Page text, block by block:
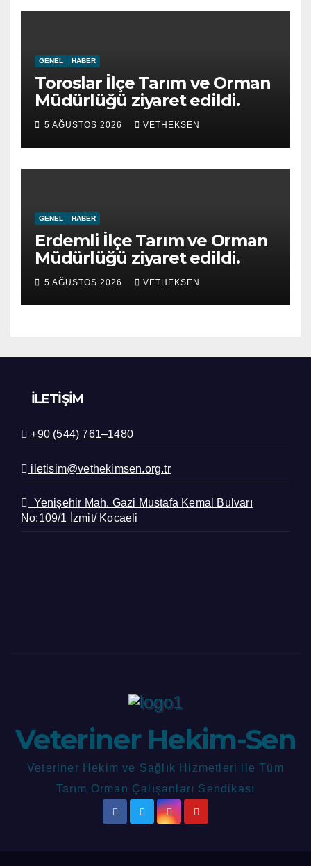
GENEL HABER
Toroslar İlçe Tarım ve Orman
Müdürlüğü ziyaret edildi.
5 AĞUSTOS 2026 VETHEKSEN
GENEL HABER
Erdemli İlçe Tarım ve Orman
Müdürlüğü ziyaret edildi.
5 AĞUSTOS 2026 VETHEKSEN
İLETIŞIM
+90 (544) 761–1480
iletisim@vethekimsen.org.tr
Yenişehir Mah. Gazi Mustafa Kemal Bulvarı
No:109/1 İzmit/ Kocaeli
Veteriner Hekim-Sen
Veteriner Hekim ve Sağlık Hizmetleri ile Tüm
Tarım Orman Çalışanları Sendikası